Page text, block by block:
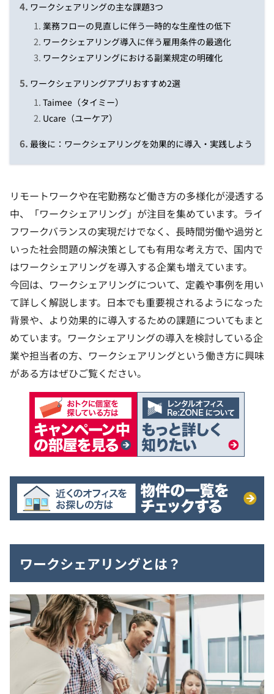
ワークシェアリングの主な課題3つ
業務フローの見直しに伴う一時的な生産性の低下
ワークシェアリング導入に伴う雇用条件の最適化
ワークシェアリングにおける副業規定の明確化
ワークシェアリングアプリおすすめ2選
Taimee（タイミー）
Ucare（ユーケア）
最後に：ワークシェアリングを効果的に導入・実践しよう
リモートワークや在宅勤務など働き方の多様化が浸透する
中、「ワークシェアリング」が注目を集めています。ライ
フワークバランスの実現だけでなく、長時間労働や過労と
いった社会問題の解決策としても有用な考え方で、国内で
はワークシェアリングを導入する企業も増えています。
今回は、ワークシェアリングについて、定義や事例を用い
て詳しく解説します。日本でも重要視されるようになった
背景や、より効果的に導入するための課題についてもまと
めています。ワークシェアリングの導入を検討している企
業や担当者の方、ワークシェアリングという働き方に興味
がある方はぜひご覧ください。
ワークシェアリングとは？